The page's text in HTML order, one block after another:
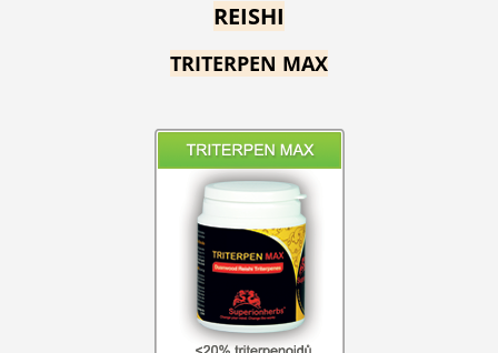
REISHI
TRITERPEN MAX